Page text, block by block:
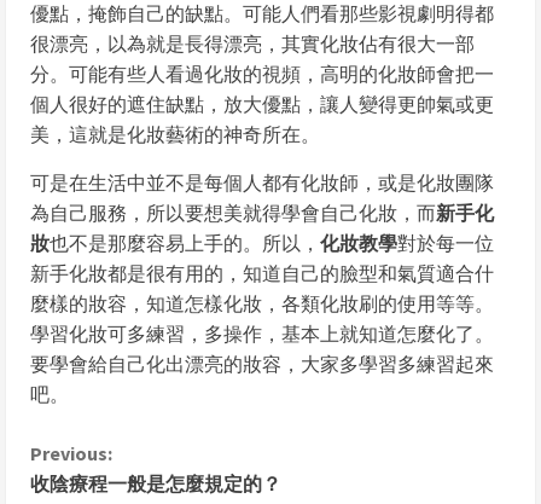
優點，掩飾自己的缺點。可能人們看那些影視劇明得都
很漂亮，以為就是長得漂亮，其實化妝佔有很大一部
分。可能有些人看過化妝的視頻，高明的化妝師會把一
個人很好的遮住缺點，放大優點，讓人變得更帥氣或更
美，這就是化妝藝術的神奇所在。
可是在生活中並不是每個人都有化妝師，或是化妝團隊
為自己服務，所以要想美就得學會自己化妝，而新手化
妝也不是那麼容易上手的。所以， 化妝教學對於每一位
新手化妝都是很有用的，知道自己的臉型和氣質適合什
麼樣的妝容，知道怎樣化妝，各類化妝刷的使用等等。
學習化妝可多練習，多操作，基本上就知道怎麼化了。
要學會給自己化出漂亮的妝容，大家多學習多練習起來
吧。
C
Previous:
收陰療程一般是怎麼規定的？